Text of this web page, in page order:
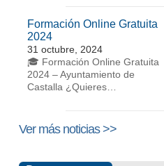
Formación Online Gratuita
2024
31 octubre, 2024
🎓 Formación Online Gratuita
2024 – Ayuntamiento de
Castalla ¿Quieres…
Ver más noticias >>